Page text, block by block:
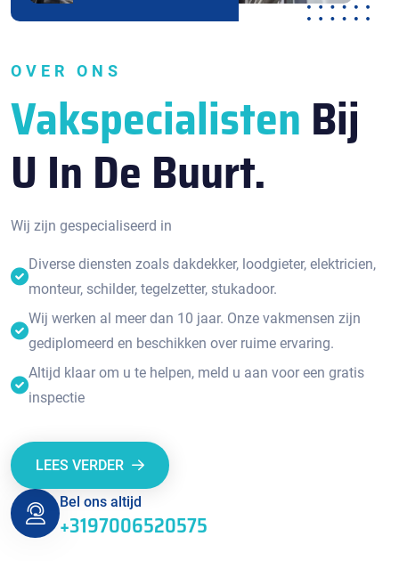
OVER ONS
Vakspecialisten Bij
U In De Buurt.
Wij zijn gespecialiseerd in
Diverse diensten zoals dakdekker, loodgieter, elektricien,
monteur, schilder, tegelzetter, stukadoor.
Wij werken al meer dan 10 jaar. Onze vakmensen zijn
gediplomeerd en beschikken over ruime ervaring.
Altijd klaar om u te helpen, meld u aan voor een gratis
inspectie
LEES VERDER
Bel ons altijd
+3197006520575